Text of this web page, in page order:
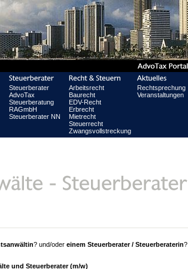
Steuerberater
AdvoTax
Steuerberatung
RAGmbH
Steuerberater NN
Arbeitsrecht
Baurecht
EDV-Recht
Erbrecht
Mietrecht
Steuerrecht
Zwangsvollstreckung
Rechtsprechung
Veranstaltungen
? und/oder einem Steuerberater / Steuerberaterin?
und Steuerberater (m/w)